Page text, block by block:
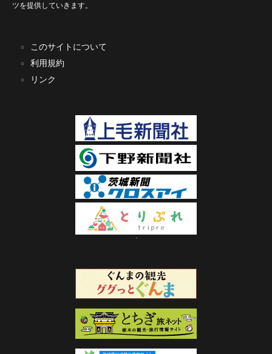
ツを提供していきます。
このサイトについて
利用規約
リンク